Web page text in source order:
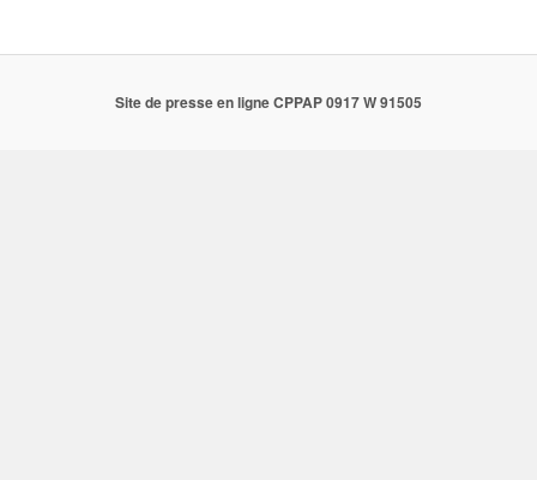
Site de presse en ligne CPPAP 0917 W 91505